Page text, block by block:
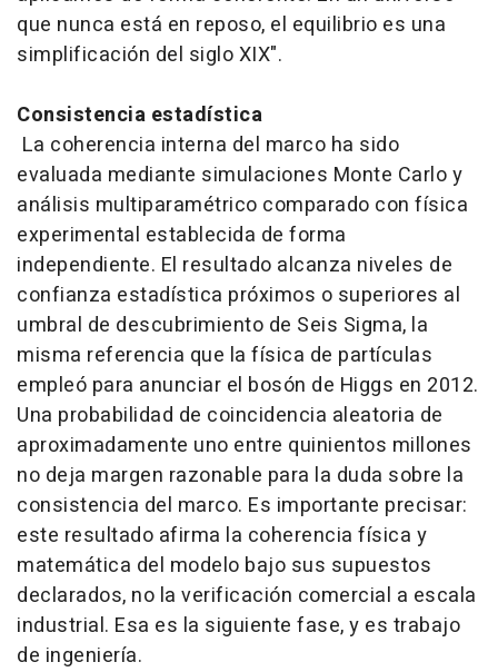
que nunca está en reposo, el equilibrio es una
simplificación del siglo XIX".
Consistencia estadística
La coherencia interna del marco ha sido
evaluada mediante simulaciones Monte Carlo y
análisis multiparamétrico comparado con física
experimental establecida de forma
independiente. El resultado alcanza niveles de
confianza estadística próximos o superiores al
umbral de descubrimiento de Seis Sigma, la
misma referencia que la física de partículas
empleó para anunciar el bosón de Higgs en 2012.
Una probabilidad de coincidencia aleatoria de
aproximadamente uno entre quinientos millones
no deja margen razonable para la duda sobre la
consistencia del marco. Es importante precisar:
este resultado afirma la coherencia física y
matemática del modelo bajo sus supuestos
declarados, no la verificación comercial a escala
industrial. Esa es la siguiente fase, y es trabajo
de ingeniería.